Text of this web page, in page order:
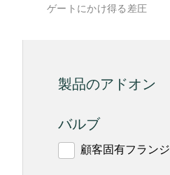
ゲートにかけ得る差圧
製品のアドオン
バルブ
顧客固有フランジ